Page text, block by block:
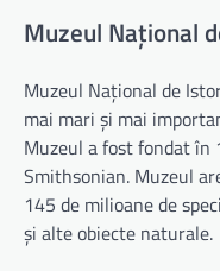
Muzeul Național
Muzeul Național de
mai mari și mai
Muzeul a fost fondat
Smithsonian. Muzeul
145 de milioane de
și alte obiecte naturale.